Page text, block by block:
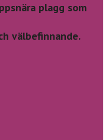
plagg som
välbefinnande.